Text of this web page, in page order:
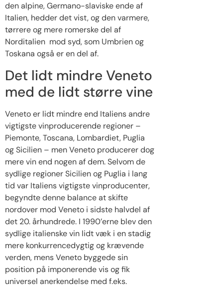
den alpine, Germano-slaviske ende af
Italien, hedder det vist, og den varmere,
tørrere og mere romerske del af
Norditalien mod syd, som Umbrien og
Toskana også er en del af.
Det lidt mindre Veneto
med de lidt større vine
Veneto er lidt mindre end Italiens andre
vigtigste vinproducerende regioner –
Piemonte, Toscana, Lombardiet, Puglia
og Sicilien – men Veneto producerer dog
mere vin end nogen af dem. Selvom de
sydlige regioner Sicilien og Puglia i lang
tid var Italiens vigtigste vinproducenter,
begyndte denne balance at skifte
nordover mod Veneto i sidste halvdel af
det 20. århundrede. I 1990’erne blev den
sydlige italienske vin lidt væk i en stadig
mere konkurrencedygtig og krævende
verden, mens Veneto byggede sin
position på imponerende vis og fik
universel anerkendelse med f.eks.